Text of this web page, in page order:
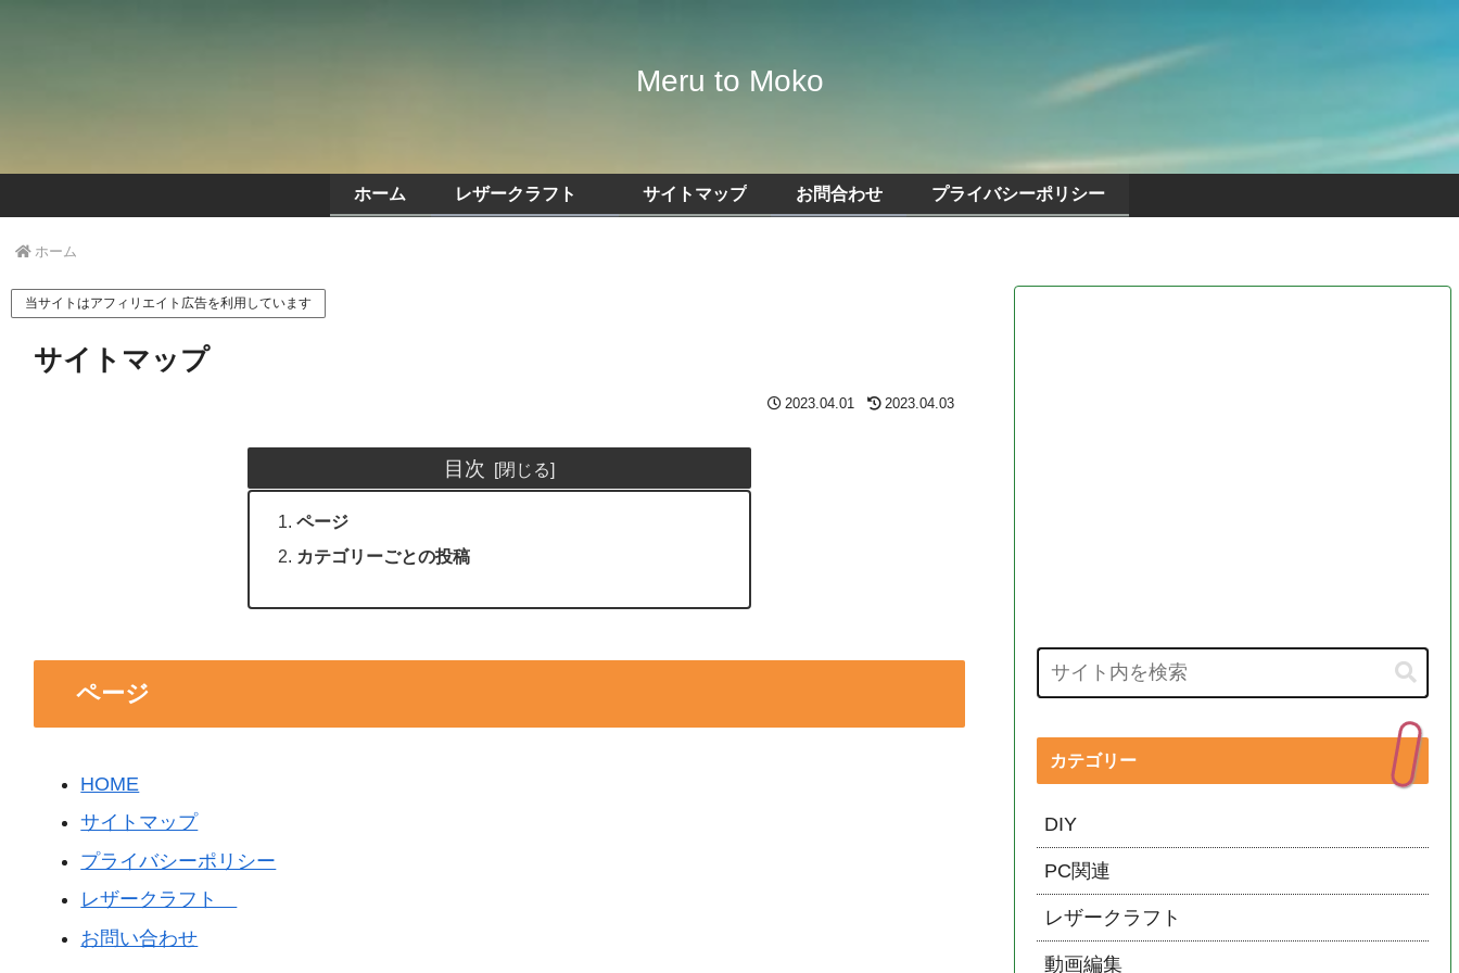
Meru to Moko
ホーム レザークラフト サイトマップ お問合わせ プライバシーポリシー
ホーム
当サイトはアフィリエイト広告を利用しています
サイトマップ
2023.04.01 2023.04.03
目次
ページ
カテゴリーごとの投稿
ページ
HOME
サイトマップ
プライバシーポリシー
レザークラフト
お問い合わせ
カテゴリー
DIY
PC関連
レザークラフト
動画編集